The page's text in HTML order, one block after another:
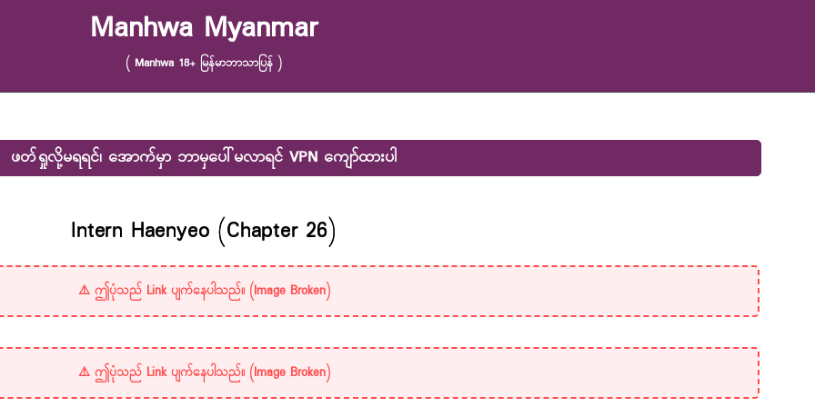
Manhwa Myanmar
( Manhwa 18+ မြန်မာဘာသာပြန် )
ဖတ်ရှုလို့မရရင်၊ အောက်မှာ ဘာမှပေါ်မလာရင် VPN ကျော်ထားပါ
Intern Haenyeo (Chapter 26)